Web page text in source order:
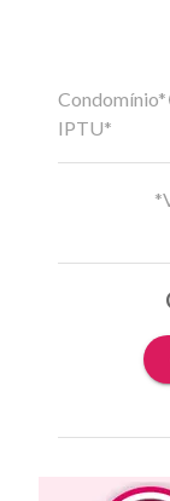
Condomínio*
IPTU*